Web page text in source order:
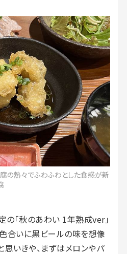
の熱々でふわふわとした食感が新
「秋のあわい 1年熟成ver」
合いに黒ビールの味を想像
思いきや、まずはメロンやパ